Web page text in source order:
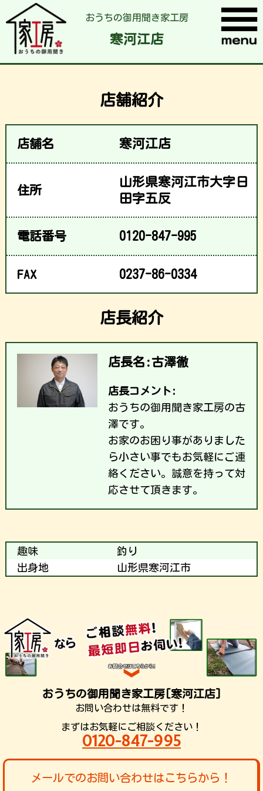
おうちの御用聞き家工房
寒河江店
店舗紹介
店舗名 寒河江店
住所
山形県寒河江市大字日
田字五反
電話番号 0120-847-995
FAX 0237-86-0334
店長紹介
店長名:古澤徹
店長コメント:
おうちの御用聞き家工房の古
澤です。
お家のお困り事がありました
ら小さい事でもお気軽にご連
絡ください。誠意を持って対
応させて頂きます。
趣味
釣り
出身地
山形県寒河江市
おうちの御用聞き家工房[寒河江店]
お問い合わせは無料です！
まずはお気軽にご相談ください！
0120-847-995
メールでのお問い合わせはこちらから！